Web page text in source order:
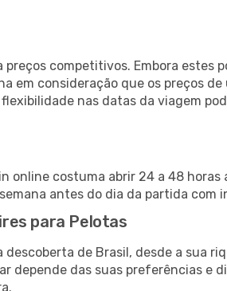
competitivos. Embora estes
em consideração que os preços
nas datas da viagem
online costuma abrir 24 a 48
antes do dia da partida
para Pelotas
descoberta de Brasil, desde a sua
das suas preferências e